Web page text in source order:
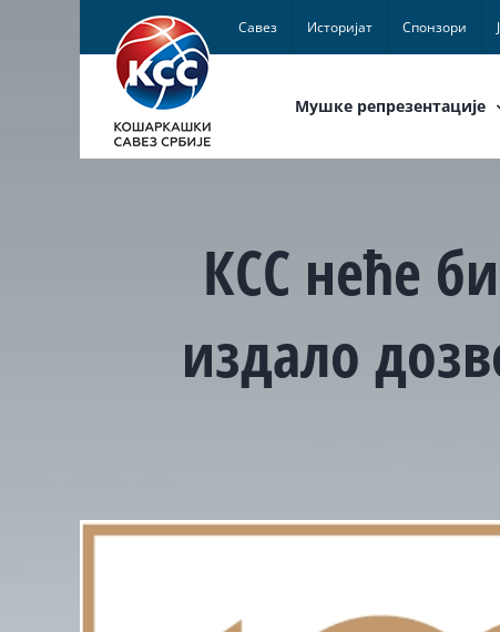
Савез Историјат Спонзори
Мушке репрезентације
КСС неће
издало
View